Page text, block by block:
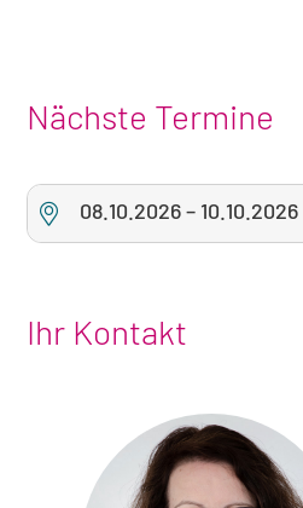
Nächste Termine
08.10.2026– 10.10.2026
Ihr Kontakt
Foto
von
Christina